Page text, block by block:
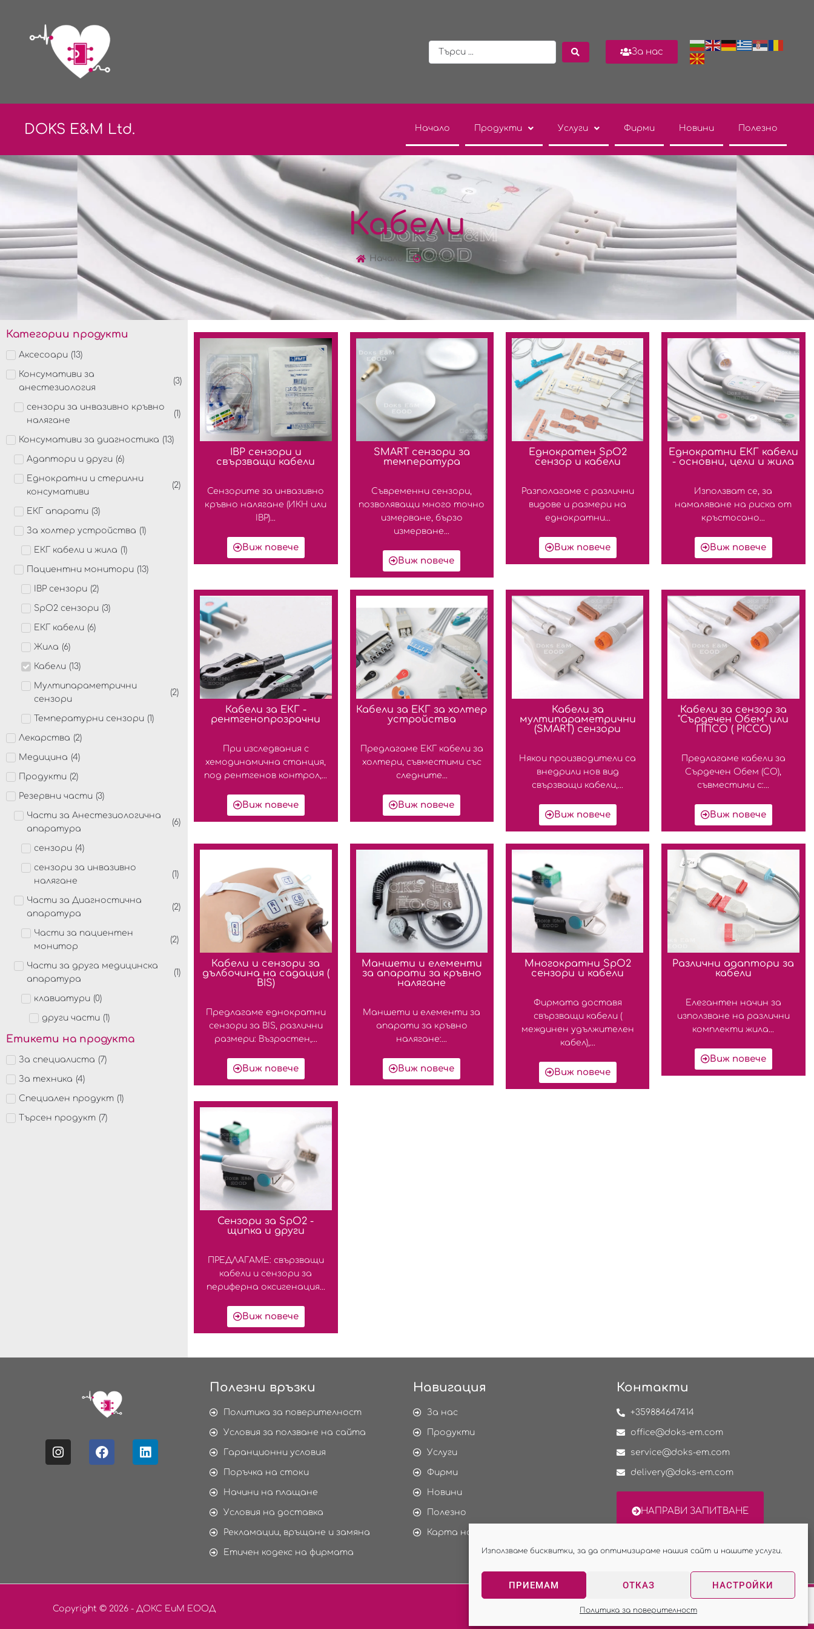
Използваме бисквитки, за да оптимизираме нашия сайт и нашите услуги.
ПРИЕМАМ ОТКАЗ НАСТРОЙКИ
Политика за поверителност
За нас
DOKS E&M Ltd. Начало Продукти Услуги Фирми Новини Полезно
Кабели
Начало Кабели
Категории продукти
Аксесоари (13)
Консумативи за
анестезиология
(3)
сензори за инвазивно кръвно
налягане
(1)
Консумативи за диагностика (13)
Адаптори и други (6)
Еднократни и стерилни
консумативи
(2)
ЕКГ апарати (3)
За холтер устройства (1)
ЕКГ кабели и жила (1)
Пациентни монитори (13)
IBP сензори (2)
SpO2 сензори (3)
ЕКГ кабели (6)
Жила (6)
Кабели (13)
Мултипараметрични
сензори
(2)
Температурни сензори (1)
Лекарства (2)
Медицина (4)
Продукти (2)
Резервни части (3)
Части за Анестезиологична
апаратура
(6)
сензори (4)
сензори за инвазивно
налягане
(1)
Части за Диагностична
апаратура
(2)
Части за пациентен
монитор
(2)
Части за друга медицинска
апаратура
(1)
клавиатури (0)
други части (1)
Етикети на продукта
За специалиста (7)
За техника (4)
Специален продукт (1)
Търсен продукт (7)
IBP сензори и
свързващи кабели
Сензорите за инвазивно
кръвно налягане (ИКН или
IBP)...
Виж повече
SMART сензори за
температура
Съвременни сензори,
позволяващи много точно
измерване, бързо
измерване...
Виж повече
Еднократен SpO2
сензор и кабели
Разполагаме с различни
видове и размери на
еднократни...
Виж повече
Еднократни ЕКГ кабели
- основни, цели и жила
Използват се, за
намаляване на риска от
кръстосано...
Виж повече
Кабели за ЕКГ -
рентгенопрозрачни
При изследвания с
хемодинамична станция,
под рентгенов контрол,...
Виж повече
Кабели за ЕКГ за холтер
устройства
Предлагаме ЕКГ кабели за
холтери, съвместими със
следните...
Виж повече
Кабели за
мултипараметрични
(SMART) сензори
Някои производители са
внедрили нов вид
свързващи кабели,...
Виж повече
Кабели за сензор за
"Сърдечен Обем" или
ППСО ( PICCO)
Предлагаме кабели за
Сърдечен Обем (СО),
съвместими с:...
Виж повече
Кабели и сензори за
дълбочина на садация (
BIS)
Предлагаме еднократни
сензори за BIS, различни
размери: Възрастен,...
Виж повече
Маншети и елементи
за апарати за кръвно
налягане
Маншети и елементи за
апарати за кръвно
налягане:...
Виж повече
Многократни SpO2
сензори и кабели
Фирмата доставя
свързващи кабели (
междинен удължителен
кабел),...
Виж повече
Различни адаптори за
кабели
Елегантен начин за
използване на различни
комплекти жила...
Виж повече
Сензори за SpO2 -
щипка и други
ПРЕДЛАГАМЕ: свързващи
кабели и сензори за
периферна оксигенация...
Виж повече
Полезни връзки
Политика за поверителност
Условия за ползване на сайта
Гаранционни условия
Поръчка на стоки
Начини на плащане
Условия на доставка
Рекламации, връщане и замяна
Етичен кодекс на фирмата
Навигация
За нас
Продукти
Услуги
Фирми
Новини
Полезно
Карта на сайта
Контакти
+359884647414
office@doks-em.com
service@doks-em.com
delivery@doks-em.com
НАПРАВИ ЗАПИТВАНЕ
Copyright © 2026 - ДОКС ЕиМ ЕООД Изработка на сайт - WebsiteBuilderBG